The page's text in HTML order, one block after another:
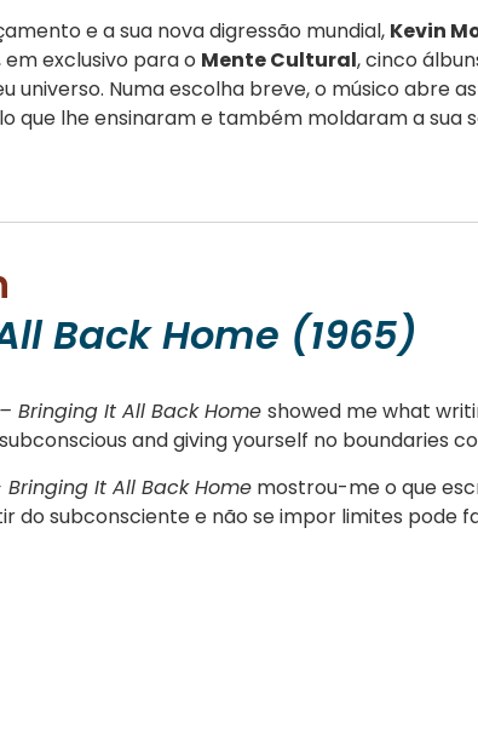
e a sua nova digressão mundial, Kevin
exclusivo para o Mente Cultural, cinco
universo. Numa escolha breve, o músico abre
que lhe ensinaram e também moldaram a sua
Back Home (1965)
– Bringing It All Back Home showed me what
and giving yourself no boundaries
Bringing It All Back Home mostrou-me o que
do subconsciente e não se impor limites pode